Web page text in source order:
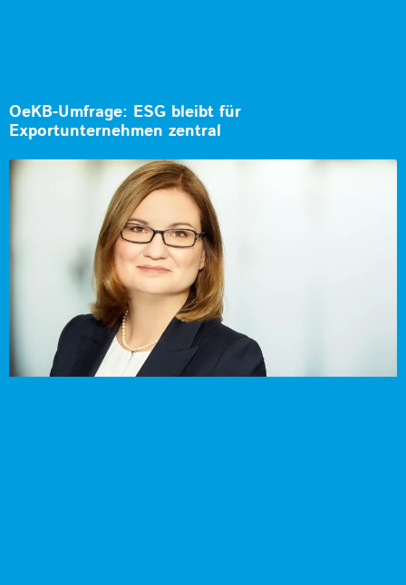
OeKB-Umfrage: ESG bleibt für
Exportunternehmen zentral